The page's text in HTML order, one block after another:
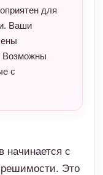
для
Ваши
Возможны
с
начинается с
решимости. Это